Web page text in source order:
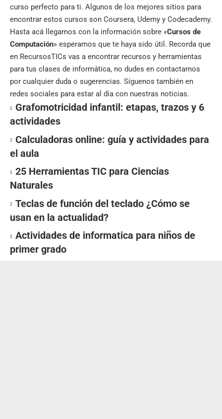
curso perfecto para ti. Algunos de los mejores sitios para
encontrar estos cursos son Coursera, Udemy y Codecademy.
Hasta acá llegamos con la información sobre «Cursos de
Computación» esperamos que te haya sido útil. Recorda que
en RecursosTICs vas a encontrar recursos y herramientas
para tus clases de informática, no dudes en contactarnos
por cualquier duda o sugerencias. Síguenos también en
redes sociales para estar al día con nuestras noticias.
Grafomotricidad infantil: etapas, trazos y 6
actividades
Calculadoras online: guía y actividades para
el aula
25 Herramientas TIC para Ciencias
Naturales
Teclas de función del teclado ¿Cómo se
usan en la actualidad?
Actividades de informatica para niños de
primer grado